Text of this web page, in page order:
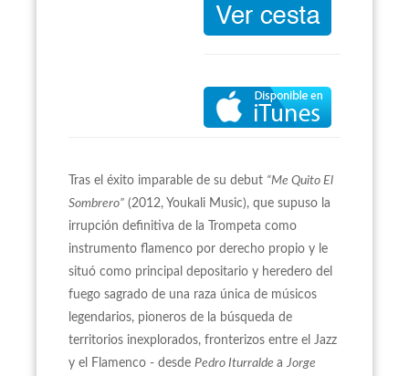
Tras el éxito imparable de su debut “Me Quito El
Sombrero” (2012, Youkali Music), que supuso la
irrupción definitiva de la Trompeta como
instrumento flamenco por derecho propio y le
situó como principal depositario y heredero del
fuego sagrado de una raza única de músicos
legendarios, pioneros de la búsqueda de
territorios inexplorados, fronterizos entre el Jazz
y el Flamenco - desde Pedro Iturralde a Jorge